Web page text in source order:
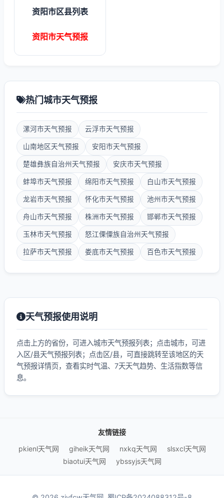
资阳市区县列表
资阳市天气预报
热门城市天气预报
漯河市天气预报 云浮市天气预报
山南地区天气预报 安阳市天气预报
楚雄彝族自治州天气预报 安庆市天气预报
蚌埠市天气预报 绵阳市天气预报 白山市天气预报
龙岩市天气预报 怀化市天气预报 池州市天气预报
舟山市天气预报 株洲市天气预报 邯郸市天气预报
玉林市天气预报 怒江傈僳族自治州天气预报
拉萨市天气预报 娄底市天气预报 百色市天气预报
天气预报使用说明
点击上方的省份，可进入城市天气预报列表；点击城市，可进
入区/县天气预报列表；点击区/县，可直接跳转至该地区的天
气预报详情页，查看实时气温、7天天气趋势、生活指数等信
息。
友情链接
pkienl天气网
giheik天气网 nxkq天气网
slsxcl天气网
biaotui天气网
ybssyjs天气网